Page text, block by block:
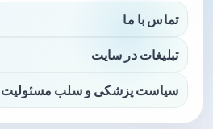
تماس با ما
تبلیغات در سایت
سیاست پزشکی و سلب مسئولیت